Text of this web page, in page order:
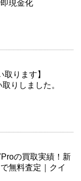
現金化
取ります】
りしました。
の買取実績！新
無料査定｜クイ